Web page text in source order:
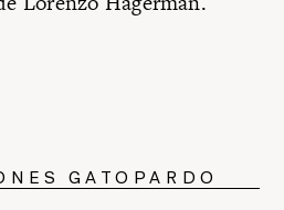
GATOPARDO